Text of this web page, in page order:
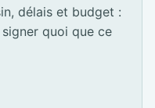
délais et budget :
quoi que ce